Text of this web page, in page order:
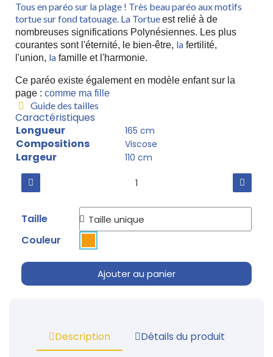
Tous en paréo sur la plage ! Très beau paréo aux motifs
tortue sur fond tatouage. La Tortueest relié à de
nombreuses significations Polynésiennes. Les plus
courantes sont l'éternité, le bien-être, la fertilité,
l'union, la famille et l'harmonie.
Ce paréo existe également en modèle enfant sur la
page : comme ma fille
Guide des tailles
Caractéristiques
Longueur
165 cm
Compositions Viscose
Largeur 110 cm
Taille
Couleur
Ajouter au panier
Description
Détails du produit